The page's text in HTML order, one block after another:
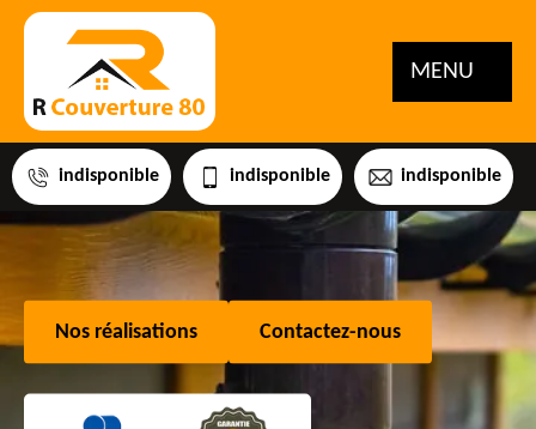
MENU
indisponible indisponible indisponible
Nos réalisations Contactez-nous